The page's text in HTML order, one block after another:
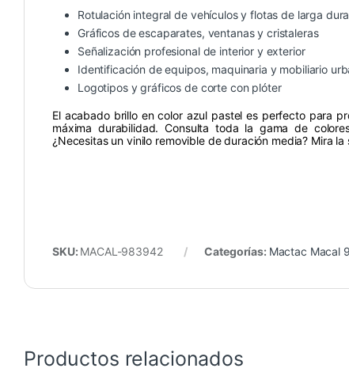
Rotulación integral de vehículos y flotas de larga
Gráficos de escaparates, ventanas y cristaleras
Señalización profesional de interior y exterior
Identificación de equipos, maquinaria y mobiliario
Logotipos y gráficos de corte con plóter
El acabado brillo en color azul pastel es perfecto para
máxima durabilidad. Consulta toda la gama de
¿Necesitas un vinilo removible de duración media? Mira la
SKU: MACAL-983942 Categorías: Mactac Macal
Productos relacionados